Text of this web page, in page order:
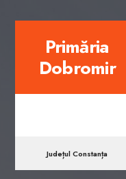
content
Primăria
Dobromir
Județul Constanța